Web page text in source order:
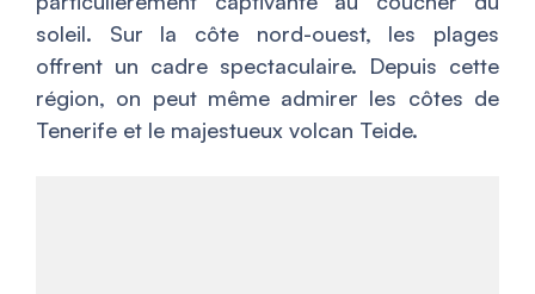
soleil. Sur la côte nord-ouest, les plages
offrent un cadre spectaculaire. Depuis cette
région, on peut même admirer les côtes de
Tenerife et le majestueux volcan Teide.